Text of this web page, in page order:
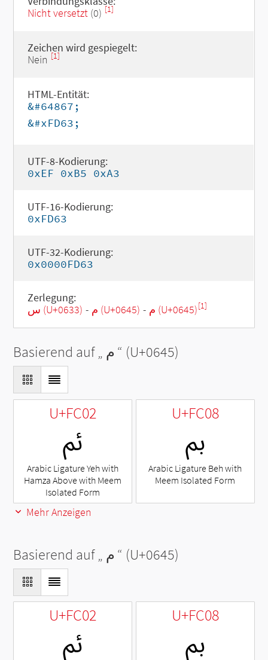
Nicht versetzt(0) [1]
Zeichen wird gespiegelt:
Nein [1]
HTML-Entität:
&#64867;
&#xFD63;
UTF-8-Kodierung:
0xEF 0xB5 0xA3
UTF-16-Kodierung:
0xFD63
UTF-32-Kodierung:
0x0000FD63
Zerlegung:
س (U+0633) - م (U+0645) - م (U+0645)[1]
Basierend auf „ م “ (U+0645)
U+FC02
ﰂ
Arabic Ligature Yeh with
Hamza Above with Meem
Isolated Form
U+FC08
ﰈ
Arabic Ligature Beh with
Meem Isolated Form
Mehr Anzeigen
Basierend auf „ م “ (U+0645)
U+FC02
ﰂ
U+FC08
ﰈ